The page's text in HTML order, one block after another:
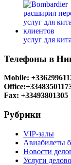
услуг для
Телефоны в
Mobile:
Fax: +33493801305
Рубрики
VIP-залы
Авиабилеты
Новости
Услуги